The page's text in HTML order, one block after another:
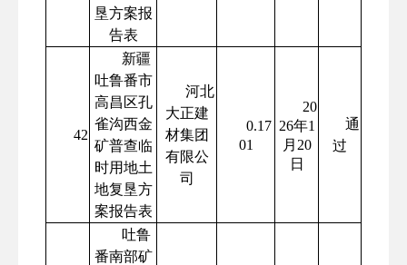
垦方案报
告表
42
新疆
吐鲁番市
高昌区孔
雀沟西金
矿普查临
时用地土
地复垦方
案报告表
河北
大正建
材集团
有限公
司
0.17
01
20
26年1
月20
日
通
过
吐鲁
番南部矿